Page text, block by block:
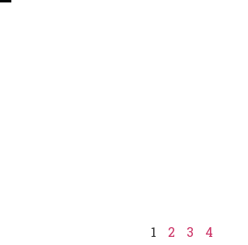
1 2 3 4